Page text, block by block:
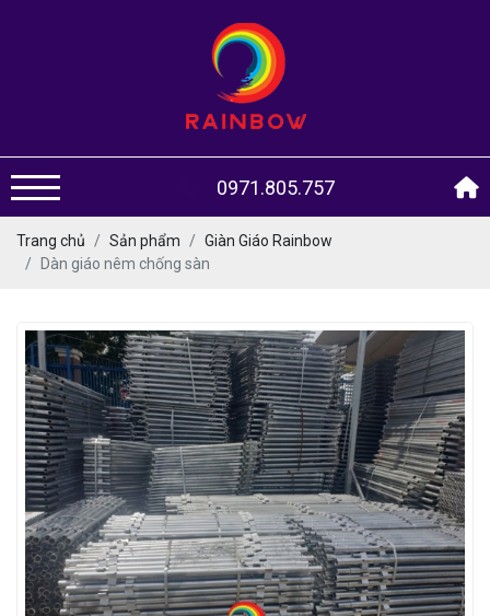
0971.805.757
Trang chủ Sản phẩm
Giàn Giáo Rainbow
Dàn giáo nêm chống sàn